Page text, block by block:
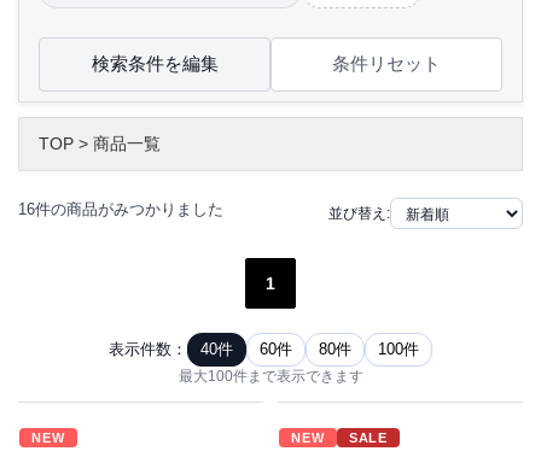
検索条件を編集 条件リセット
TOP > 商品一覧
16件の商品がみつかりました 並び替え:
1
表示件数： 40件 60件 80件 100件
最大100件まで表示できます
NEW NEW SALE